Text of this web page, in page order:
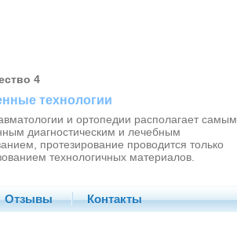
4
технологии
и ортопедии располагает самым
диагностическим и лечебным
протезирование проводится только
технологичных материалов.
Отзывы Контакты